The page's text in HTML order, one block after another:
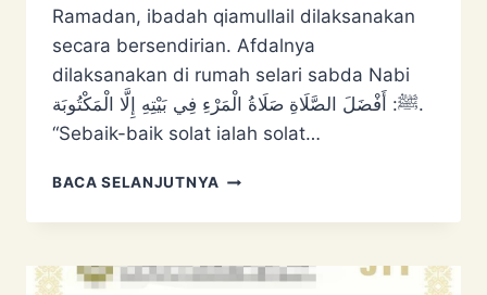
Ramadan, ibadah qiamullail dilaksanakan
secara bersendirian. Afdalnya
dilaksanakan di rumah selari sabda Nabi
ﷺ: أَفْضَلَ الصَّلَاةِ صَلَاةُ الْمَرْءِ ‌فِي ‌بَيْتِهِ ‌إِلَّا ‌الْمَكْتُوبَة.
“Sebaik-baik solat ialah solat…
BACA SELANJUTNYA INOVASI
AGAMA
QIAMULAIL